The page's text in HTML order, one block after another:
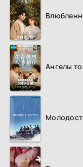
Ангелы